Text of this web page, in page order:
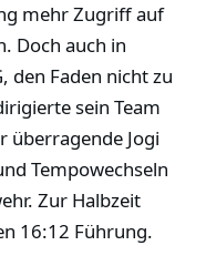
mehr Zugriff auf
Doch auch in
den Faden nicht zu
sein Team
überragende Jogi
Tempowechseln
Zur Halbzeit
16:12 Führung.